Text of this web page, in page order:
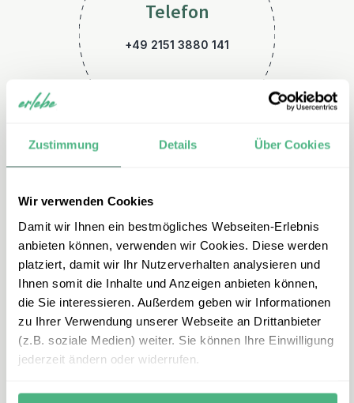
Zustimmung Details Über Cookies
Wir verwenden Cookies
Damit wir Ihnen ein bestmögliches Webseiten-Erlebnis
anbieten können, verwenden wir Cookies. Diese werden
platziert, damit wir Ihr Nutzerverhalten analysieren und
Ihnen somit die Inhalte und Anzeigen anbieten können,
die Sie interessieren. Außerdem geben wir Informationen
zu Ihrer Verwendung unserer Webseite an Drittanbieter
(z.B. soziale Medien) weiter. Sie können Ihre Einwilligung
jederzeit ändern oder widerrufen.
Telefon
+49 2151 3880 141
E-Mail
usa@erlebe.de